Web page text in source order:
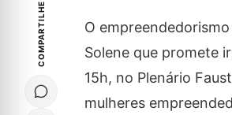
COMPARTILHE
O
Solene que promete
15h, no Plenário
mulheres